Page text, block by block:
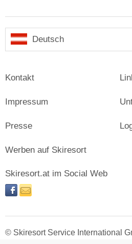
Deutsch
Kontakt
Impressum
Presse
Werben auf Skiresort
Skiresort.at im Social Web
facebooknewsletter
© Skiresort Service International